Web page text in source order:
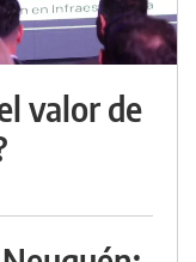
valor de